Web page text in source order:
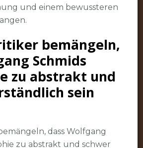
und einem bewussteren
bemängeln,
Schmids
zu abstrakt und
sein
dass Wolfgang
zu abstrakt und schwer